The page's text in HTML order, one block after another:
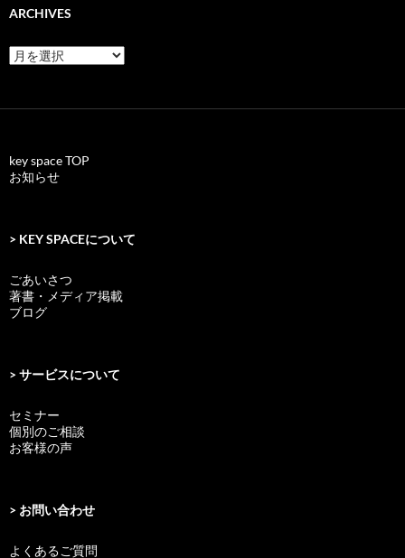
ARCHIVES
archives
key space TOP
お知らせ
> KEY SPACEについて
ごあいさつ
著書・メディア掲載
ブログ
> サービスについて
セミナー
個別のご相談
お客様の声
> お問い合わせ
よくあるご質問